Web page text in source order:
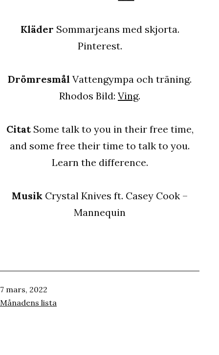
Kläder Sommarjeans med skjorta.
Pinterest.
Drömresmål Vattengympa och träning.
Rhodos Bild: Ving.
CitatSome talk to you in their free time,
and some free their time to talk to you.
Learn the difference.
Musik Crystal Knives ft. Casey Cook –
Mannequin
Publicerat
den
7 mars, 2022
Kategoriserat
Månadens lista